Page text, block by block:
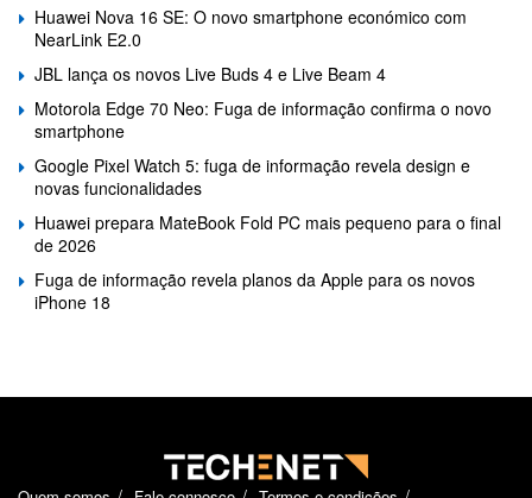
Huawei Nova 16 SE: O novo smartphone económico com
NearLink E2.0
JBL lança os novos Live Buds 4 e Live Beam 4
Motorola Edge 70 Neo: Fuga de informação confirma o novo
smartphone
Google Pixel Watch 5: fuga de informação revela design e
novas funcionalidades
Huawei prepara MateBook Fold PC mais pequeno para o final
de 2026
Fuga de informação revela planos da Apple para os novos
iPhone 18